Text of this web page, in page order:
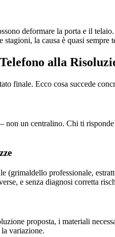
deformare la porta e il
la causa è quasi sempre
alla
finale. Ecco cosa succede
un centralino. Chi ti
(grimaldello professionale,
e senza diagnosi corretta
proposta, i materiali
variazione.